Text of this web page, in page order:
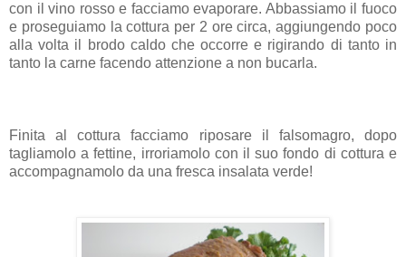
con il vino rosso e facciamo evaporare. Abbassiamo il fuoco
e proseguiamo la cottura per 2 ore circa, aggiungendo poco
alla volta il brodo caldo che occorre e rigirando di tanto in
tanto la carne facendo attenzione a non bucarla.
Finita al cottura facciamo riposare il falsomagro, dopo
tagliamolo a fettine, irroriamolo con il suo fondo di cottura e
accompagnamolo da una fresca insalata verde!